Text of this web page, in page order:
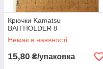
Крючки Kamatsu
BAITHOLDER 8
Немає в наявності
15,80 ₴/упаковка